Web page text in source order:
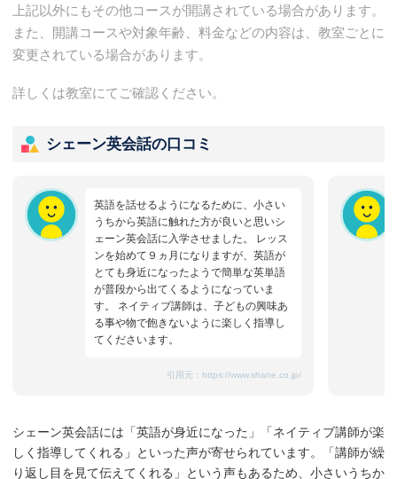
上記以外にもその他コースが開講されている場合があります。
また、開講コースや対象年齢、料金などの内容は、教室ごとに
変更されている場合があります。
詳しくは教室にてご確認ください。
シェーン英会話の口コミ
英語を話せるようになるために、小さい
うちから英語に触れた方が良いと思いシ
ェーン英会話に入学させました。 レッス
ンを始めて９ヵ月になりますが、英語が
とても身近になったようで簡単な英単語
が普段から出てくるようになっていま
す。 ネイティブ講師は、子どもの興味あ
る事や物で飽きないように楽しく指導し
てくださいます。
引用元： https://www.shane.co.jp/
シェーン英会話には「英語が身近になった」「ネイティブ講師が楽
しく指導してくれる」といった声が寄せられています。「講師が繰
り返し目を見て伝えてくれる」という声もあるため、小さいうちか